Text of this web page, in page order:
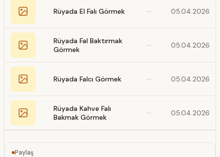
Rüyada El Falı Görmek — 05.04.2026
Rüyada Fal Baktırmak
Görmek
— 05.04.2026
Rüyada Falcı Görmek — 05.04.2026
Rüyada Kahve Falı
Bakmak Görmek
— 05.04.2026
Paylaş